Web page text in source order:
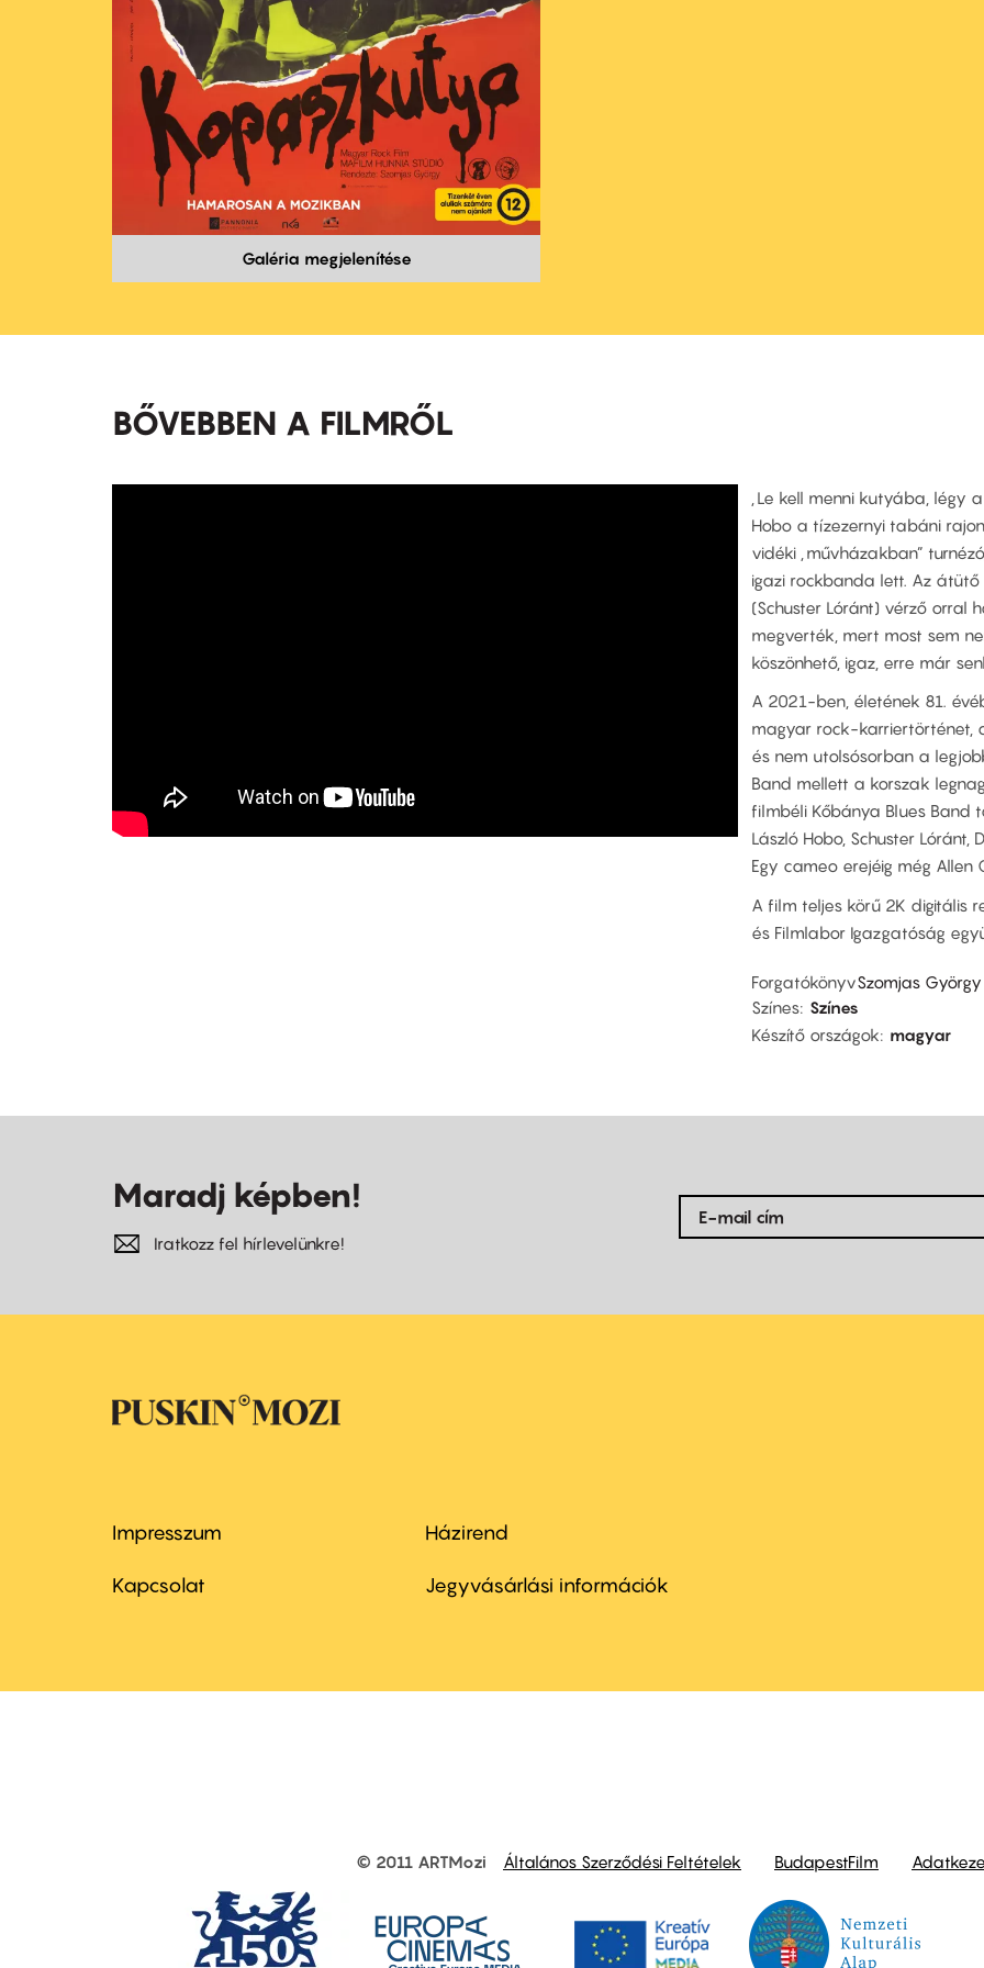
Galéria megjelenítése
BŐVEBBEN A FILMRŐL
„Le kell menni kutyába,
Hobo a tízezernyi tabáni
vidéki „művházakban”
igazi rockbanda lett. Az
(Schuster Lóránt) vérző
megverték, mert most sem
köszönhető, igaz, erre már
A 2021-ben, életének 81.
magyar rock-karriertörténet,
és nem utolsósorban a
Band mellett a korszak
filmbéli Kőbánya Blues Band
László Hobo, Schuster
Egy cameo erejéig még Allen
A film teljes körű 2K digitális
és Filmlabor Igazgatóság
ForgatókönyvSzomjas György
Színes Színes
Készítő országok
magyar
Maradj képben!
Iratkozz fel hírlevelünkre!
Footer
menu
Impresszum
Kapcsolat
Footer
menu
Házirend
Jegyvásárlási információk
other
© 2011 ARTMozi Általános Szerződési Feltételek BudapestFilm